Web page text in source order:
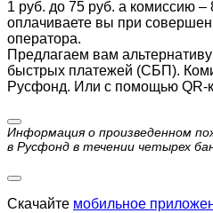
1 руб. до 75 руб. а комиссию
оплачиваете вы при
оператора.
Предлагаем вам
быстрых платежей (СБП).
Русфонд. Или с помощью QR-
Информация о произведенном
в Русфонд в течении четырех
Скачайте мобильное